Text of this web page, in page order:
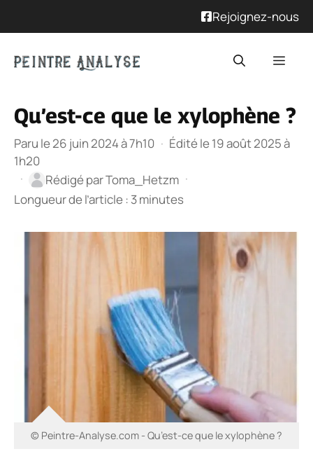
Rejoignez-nous
Qu’est-ce que le xylophène ?
Paru le 26 juin 2024 à 7h10 · Édité le 19 août 2025 à
1h20
·
Rédigé parToma_Hetzm ·
Longueur de l’article : 3 minutes
© Peintre-Analyse.com - Qu’est-ce que le xylophène ?